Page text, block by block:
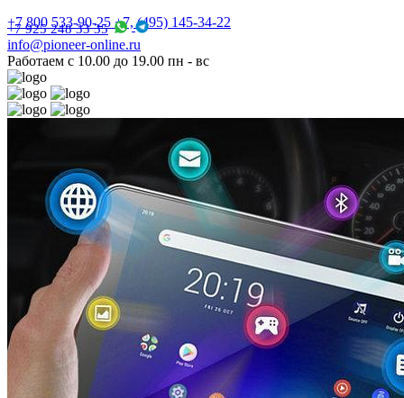
+7 800 533-90-25 +7, (495) 145-34-22
+7 925 248 33 35
info@pioneer-online.ru
Работаем с 10.00 до 19.00 пн - вс